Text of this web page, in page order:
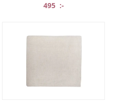
495 :-